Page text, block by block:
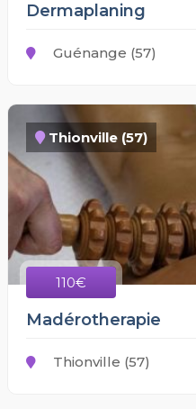
Dermaplaning
Guénange (57)
Thionville (57)
110€
Madérotherapie
Thionville (57)